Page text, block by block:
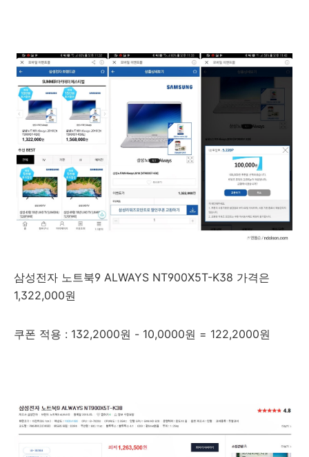
삼성전자 노트북9 ALWAYS NT900X5T-K38 가격은
1,322,000원
쿠폰 적용 : 132,2000원 - 10,0000원 = 122,2000원